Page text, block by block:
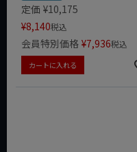
定価 ¥10,175
¥8,140税込
会員特別価格 ¥7,936税込
カートに入れる